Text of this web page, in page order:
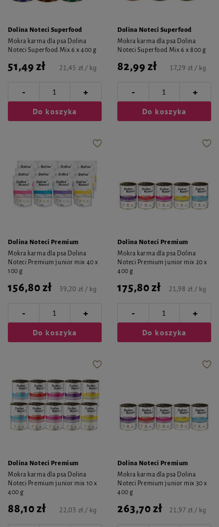
Dolina Noteci Superfood
Mokra karma dla psa Dolina
Noteci Superfood Mix 6 x 400 g
51,49 zł 21,45 zł / kg
- +
Do koszyka
Dolina Noteci Superfood
Mokra karma dla psa Dolina
Noteci Superfood Mix 6 x 800 g
82,99 zł 17,29 zł / kg
- +
Do koszyka
Dolina Noteci Premium
Mokra karma dla psa Dolina
Noteci Premium junior mix 40 x
100 g
156,80 zł 39,20 zł / kg
- +
Do koszyka
Dolina Noteci Premium
Mokra karma dla psa Dolina
Noteci Premium junior mix 20 x
400 g
175,80 zł 21,98 zł / kg
- +
Do koszyka
Dolina Noteci Premium
Mokra karma dla psa Dolina
Noteci Premium junior mix 10 x
400 g
88,10 zł 22,03 zł / kg
Dolina Noteci Premium
Mokra karma dla psa Dolina
Noteci Premium junior mix 30 x
400 g
263,70 zł 21,97 zł / kg